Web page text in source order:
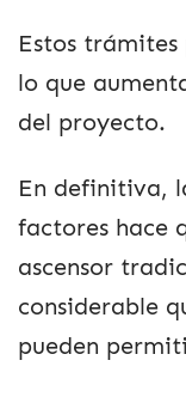
Estos trámites
lo que
del proyecto.
En definitiva,
factores hace
ascensor
considerable
pueden